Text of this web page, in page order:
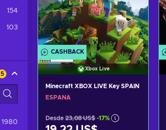
154
103
5
1980
CASHBACK
Xbox Live
Minecraft XBOX LIVE Key SPAIN
ESPAÑA
Desde 23,08 US$ -17%